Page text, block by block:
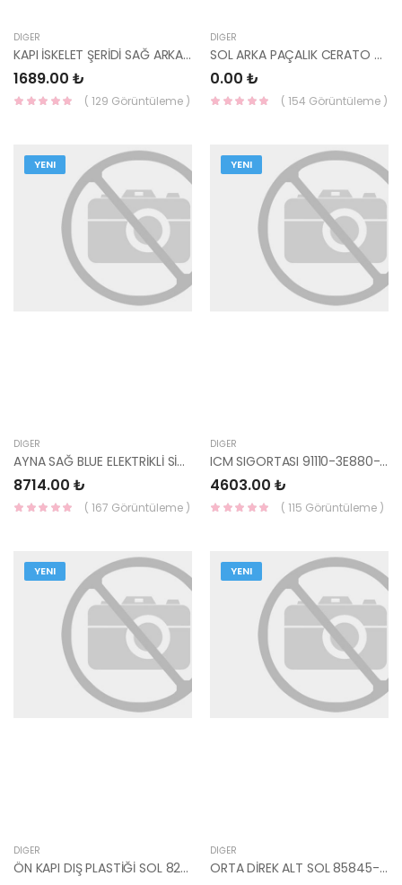
DIĞER
KAPI İSKELET ŞERİDİ SAĞ ARKA İ30 2007-2011 - STİCKER 86393-2L000-HMC
1689.00 ₺
( 129 Görüntüleme )
DIĞER
SOL ARKA PAÇALIK CERATO -YS
0.00 ₺
( 154 Görüntüleme )
YENI
DIĞER
AYNA SAĞ BLUE ELEKTRİKLİ SİNYALLİ 87620-1R140-HMC
8714.00 ₺
( 167 Görüntüleme )
YENI
DIĞER
ICM SIGORTASI 91110-3E880-HMC
4603.00 ₺
( 115 Görüntüleme )
YENI
DIĞER
ÖN KAPI DIŞ PLASTİĞİ SOL 82655-1W000-HMC
YENI
DIĞER
ORTA DİREK ALT SOL 85845-G6000-HMC